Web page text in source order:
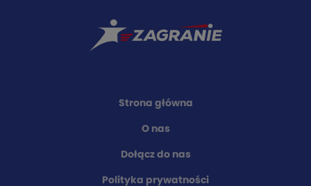
Strona główna
O nas
Dołącz do nas
Polityka prywatności